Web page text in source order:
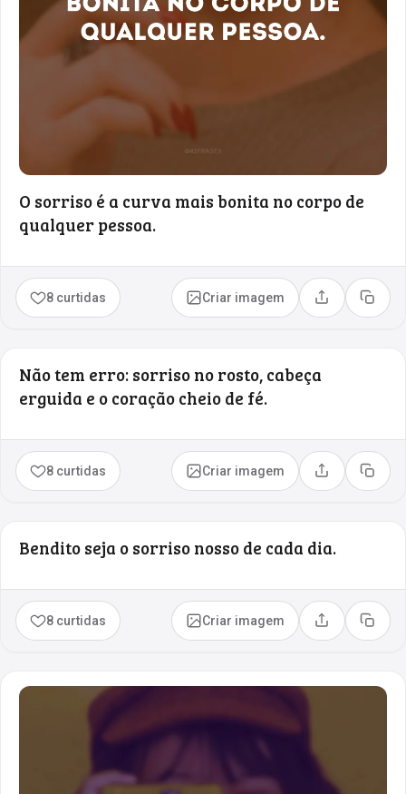
O sorriso é a curva mais bonita no corpo de
qualquer pessoa.
8 curtidas Criar imagem Compartilhar
Copiar
Não tem erro: sorriso no rosto, cabeça
erguida e o coração cheio de fé.
8 curtidas Criar imagem Compartilhar
Copiar
Bendito seja o sorriso nosso de cada dia.
8 curtidas Criar imagem Compartilhar
Copiar